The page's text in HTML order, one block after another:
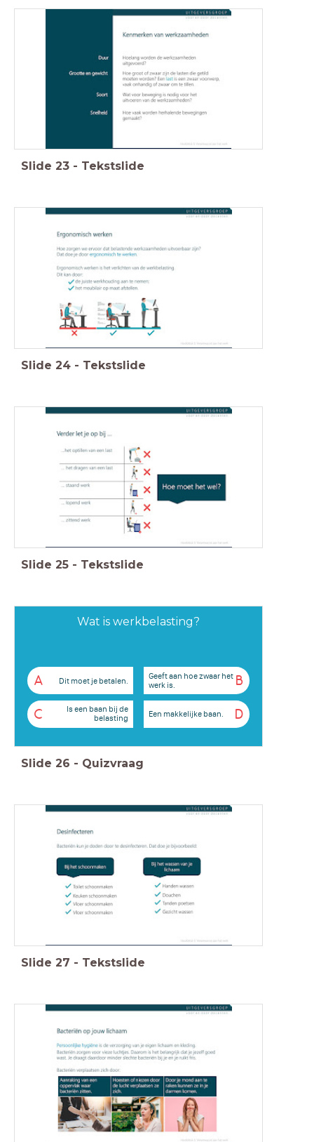
Slide 23 - Tekstslide
Slide 24 - Tekstslide
Slide 25 - Tekstslide
Wat is werkbelasting?
A Dit moet je betalen. B
Geeft aan hoe zwaar het
werk is.
C
Is een baan bij de
belasting
D
Een makkelijke baan.
Slide 26 - Quizvraag
Slide 27 - Tekstslide